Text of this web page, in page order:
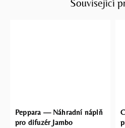
Související
Peppara — Náhradní náplň
pro difuzér Jambo